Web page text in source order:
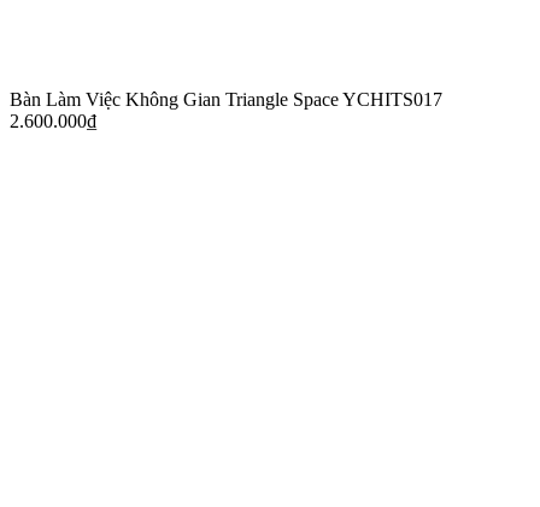
Bàn Làm Việc Không Gian Triangle Space YCHITS017
2.600.000₫